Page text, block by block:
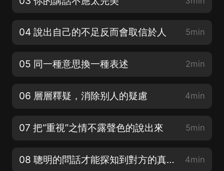
04 說出自己的不足反而會取信於人 5min
05 同一種意思換一種表述 2min
06 層層釋疑，消除别人的疑慮 4min
07 把“重視”之情不露聲色的說出來 5min
08 聰明的問話才能探知到對方的真意 4min